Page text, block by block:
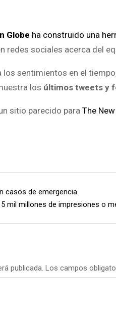
Globe ha construido una
redes sociales acerca del
los sentimientos en el
los últimos tweets y
sitio parecido paraThe
casos de emergencia
mil millones de impresiones o
publicada. Los campos